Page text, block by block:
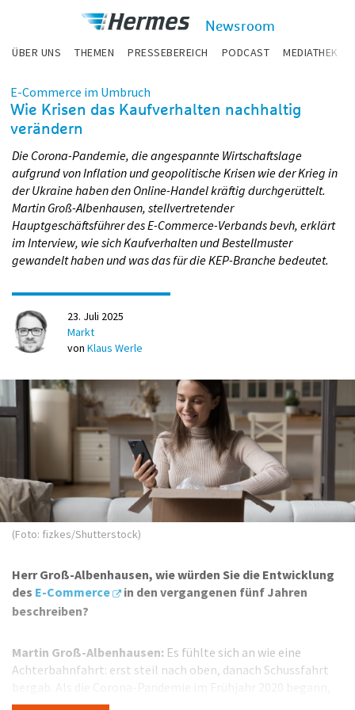
Newsroom
ÜBER UNS THEMEN PRESSEBEREICH PODCAST MEDIATHEK
E-Commerce im Umbruch
Wie Krisen das Kaufverhalten nachhaltig
verändern
Die Corona-Pandemie, die angespannte Wirtschaftslage
aufgrund von Inflation und geopolitische Krisen wie der Krieg in
der Ukraine haben den Online-Handel kräftig durchgerüttelt.
Martin Groß-Albenhausen, stellvertretender
Hauptgeschäftsführer des E-Commerce-Verbands bevh, erklärt
im Interview, wie sich Kaufverhalten und Bestellmuster
gewandelt haben und was das für die KEP-Branche bedeutet.
23. Juli 2025
Markt
von Klaus Werle
(Foto: fizkes/Shutterstock)
Herr Groß-Albenhausen, wie würden Sie die Entwicklung
des E-Commerce
in den vergangenen fünf Jahren
beschreiben?
Martin Groß-Albenhausen: Es fühlte sich an wie eine
Achterbahnfahrt: erst steil nach oben, danach Schussfahrt
gab es zunächst eine Schockstarre – doch kurz darauf zog der